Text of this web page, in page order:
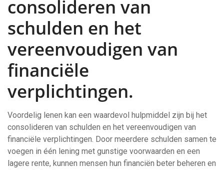
consolideren van
schulden en het
vereenvoudigen van
financiële
verplichtingen.
Voordelig lenen kan een waardevol hulpmiddel zijn bij het
consolideren van schulden en het vereenvoudigen van
financiële verplichtingen. Door meerdere schulden samen te
voegen in één lening met gunstige voorwaarden en een
lagere rente, kunnen mensen hun financiën beter beheren en